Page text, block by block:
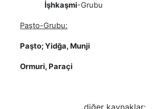
İşhkaşmi-Grubu
Paşto-Grubu:
Paşto; Yidğa, Munji
Ormuri, Paraçi